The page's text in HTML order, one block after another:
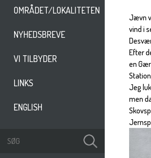
OMRÅDET/LOKALITETEN
NYHEDSBREVE
VI TILBYDER
LINKS
ENGLISH
Jævn
vind i
Efter
en
Jeg
men